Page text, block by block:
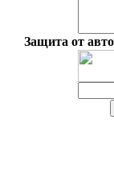
Защита от